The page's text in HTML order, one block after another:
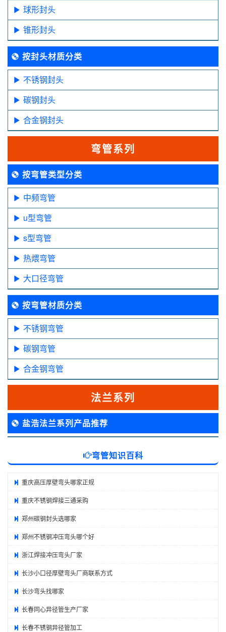
球形封头
锥形封头
按封头材质分类
不锈钢封头
碳钢封头
合金钢封头
弯管系列
按弯管类型分类
中频弯管
u型弯管
s型弯管
热煨弯管
大口径弯管
按弯管材质分类
不锈钢弯管
碳钢弯管
合金钢弯管
法兰系列
盐浩法兰系列产品推荐
弯管知识百科
重庆高压厚壁弯头哪家正规
重庆不锈钢焊接三通采购
郑州碳钢封头选哪家
郑州不锈钢冲压弯头哪个好
浙江焊接冲压弯头厂家
长沙小口径厚壁弯头厂商联系方式
长沙弯头找哪家
长春同心异径管生产厂家
长春不锈钢异径管加工